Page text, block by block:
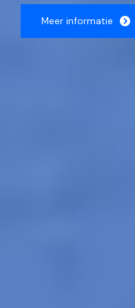
Meer informatie